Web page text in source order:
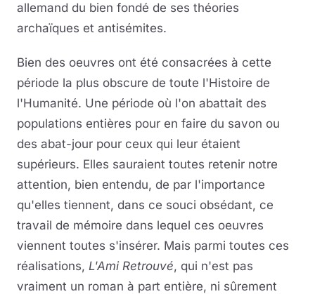
allemand du bien fondé de ses théories
archaïques et antisémites.
Bien des oeuvres ont été consacrées à cette
période la plus obscure de toute l'Histoire de
l'Humanité. Une période où l'on abattait des
populations entières pour en faire du savon ou
des abat-jour pour ceux qui leur étaient
supérieurs. Elles sauraient toutes retenir notre
attention, bien entendu, de par l'importance
qu'elles tiennent, dans ce souci obsédant, ce
travail de mémoire dans lequel ces oeuvres
viennent toutes s'insérer. Mais parmi toutes ces
réalisations, L'Ami Retrouvé, qui n'est pas
vraiment un roman à part entière, ni sûrement